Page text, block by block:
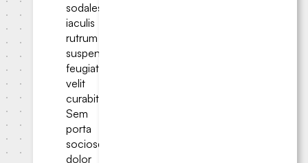
sodales
iaculis
rutrum
suspendisse
feugiat
velit
curabitur.
Sem
porta
sociosqu
dolor